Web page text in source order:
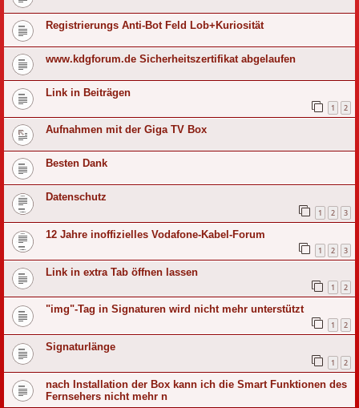
Registrierungs Anti-Bot Feld Lob+Kuriosität
www.kdgforum.de Sicherheitszertifikat abgelaufen
Link in Beiträgen
1 2
Aufnahmen mit der Giga TV Box
Besten Dank
Datenschutz
1 2 3
12 Jahre inoffizielles Vodafone-Kabel-Forum
1 2 3
Link in extra Tab öffnen lassen
1 2
"img"-Tag in Signaturen wird nicht mehr unterstützt
1 2
Signaturlänge
1 2
nach Installation der Box kann ich die Smart Funktionen des
Fernsehers nicht mehr n